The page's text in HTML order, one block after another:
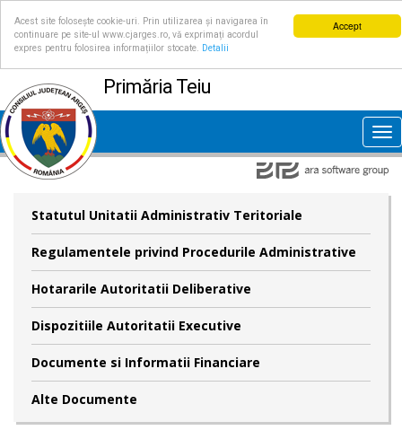
Accept
Acest site folosește cookie-uri. Prin utilizarea și navigarea în
continuare pe site-ul www.cjarges.ro, vă exprimați acordul
expres pentru folosirea informațiilor stocate.
Detalii
Primăria Teiu
Statutul Unitatii Administrativ Teritoriale
Regulamentele privind Procedurile Administrative
Hotararile Autoritatii Deliberative
Dispozitiile Autoritatii Executive
Documente si Informatii Financiare
Alte Documente